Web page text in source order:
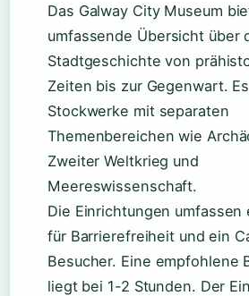
Das Galway City Museum
umfassende Übersicht über
Stadtgeschichte von
Zeiten bis zur Gegenwart.
Stockwerke mit separaten
Themenbereichen wie
Zweiter Weltkrieg und
Meereswissenschaft.
Die Einrichtungen umfassen
für Barrierefreiheit und ein
Besucher. Eine empfohlene
liegt bei 1-2 Stunden. Der